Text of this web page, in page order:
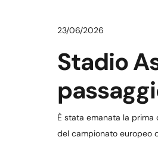
23/06/2026
Stadio
È stata emanata la prima
del campionato europeo